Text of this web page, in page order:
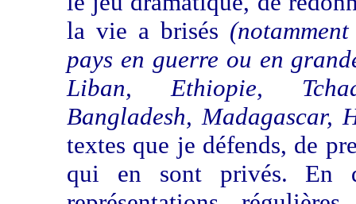
la vie a brisés
pays en guerre ou en
Liban, Ethiopie,
Bangladesh, Madagascar,
textes que je défends, de
qui en sont privés. En